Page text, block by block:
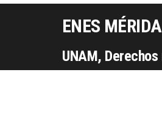
ENES MÉRIDA
UNAM,